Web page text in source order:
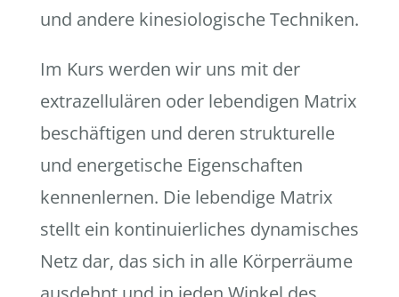
und andere kinesiologische Techniken.
Im Kurs werden wir uns mit der
extrazellulären oder lebendigen Matrix
beschäftigen und deren strukturelle
und energetische Eigenschaften
kennenlernen. Die lebendige Matrix
stellt ein kontinuierliches dynamisches
Netz dar, das sich in alle Körperräume